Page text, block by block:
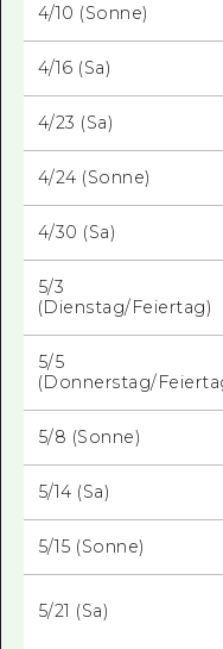
4/10 (Sonne)
4/16 (Sa)
4/23 (Sa)
4/24 (Sonne)
4/30 (Sa)
5/3
(Dienstag/Feiertag)
5/5
(Donnerstag/
5/8 (Sonne)
5/14 (Sa)
5/15 (Sonne)
5/21 (Sa)